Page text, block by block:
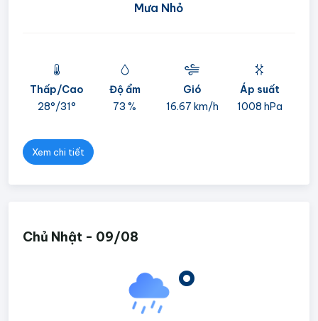
Mưa Nhỏ
Thấp/Cao
28°/31°
Độ ẩm
73 %
Gió
16.67 km/h
Áp suất
1008 hPa
Xem chi tiết
Chủ Nhật - 09/08
°